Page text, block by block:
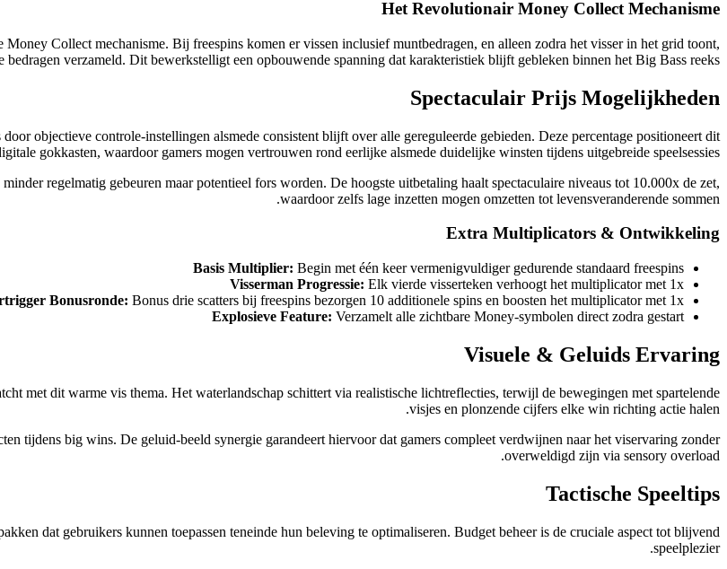
Het Revolutionair Money Collect Mechanisme
Collect mechanisme. Bij freespins komen er vissen inclusief muntbedragen, en alleen zodra het visser in het grid toont,
bedragen verzameld. Dit bewerkstelligt een opbouwende spanning dat karakteristiek blijft gebleken binnen het Big Bass reeks.
Spectaculair Prijs Mogelijkheden
door objectieve controle-instellingen alsmede consistent blijft over alle gereguleerde gebieden. Deze percentage positioneert dit
gokkasten, waardoor gamers mogen vertrouwen rond eerlijke alsmede duidelijke winsten tijdens uitgebreide speelsessies.
regelmatig gebeuren maar potentieel fors worden. De hoogste uitbetaling haalt spectaculaire niveaus tot 10.000x de zet,
waardoor zelfs lage inzetten mogen omzetten tot levensveranderende sommen.
Extra Multiplicators & Ontwikkeling
Basis Multiplier: Begin met één keer vermenigvuldiger gedurende standaard freespins
Visserman Progressie: Elk vierde visserteken verhoogt het multiplicator met 1x
Bonusronde: Bonus drie scatters bij freespins bezorgen 10 additionele spins en boosten het multiplicator met 1x
Explosieve Feature: Verzamelt alle zichtbare Money-symbolen direct zodra gestart
Visuele & Geluids Ervaring
met dit warme vis thema. Het waterlandschap schittert via realistische lichtreflecties, terwijl de bewegingen met spartelende
visjes en plonzende cijfers elke win richting actie halen.
tijdens big wins. De geluid-beeld synergie garandeert hiervoor dat gamers compleet verdwijnen naar het viservaring zonder
overweldigd zijn via sensory overload.
Tactische Speeltips
dat gebruikers kunnen toepassen teneinde hun beleving te optimaliseren. Budget beheer is de cruciale aspect tot blijvend
speelplezier.